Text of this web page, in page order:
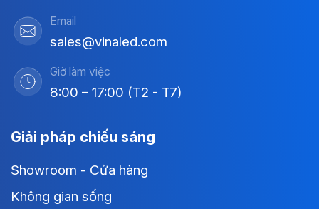
Email
sales@vinaled.com
Giờ làm việc
8:00 – 17:00 (T2 - T7)
Giải pháp chiếu sáng
Showroom - Cửa hàng
Không gian sống